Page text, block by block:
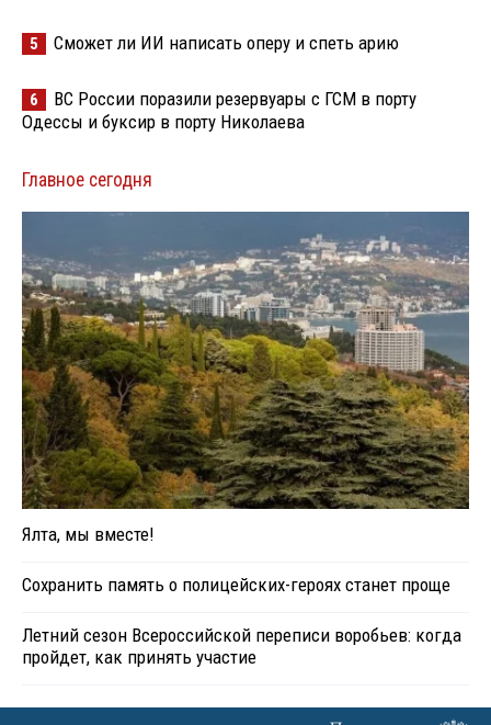
5 Сможет ли ИИ написать оперу и спеть арию
6
ВС России поразили резервуары с ГСМ в порту
Одессы и буксир в порту Николаева
Главное сегодня
Ялта, мы вместе!
Сохранить память о полицейских-героях станет проще
Летний сезон Всероссийской переписи воробьев: когда
пройдет, как принять участие